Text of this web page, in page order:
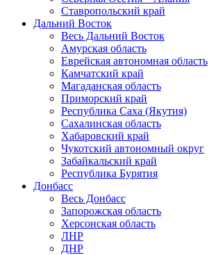
Ставропольский край
Дальний Восток
Весь Дальний Восток
Амурская область
Еврейская автономная область
Камчатский край
Магаданская область
Приморский край
Республика Саха (Якутия)
Сахалинская область
Хабаровский край
Чукотский автономный округ
Забайкальский край
Республика Бурятия
Донбасс
Весь Донбасс
Запорожская область
Херсонская область
ЛНР
ДНР